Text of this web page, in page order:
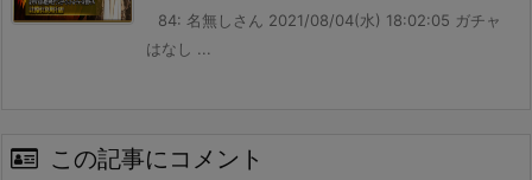
84: 名無しさん 2021/08/04(水) 18:02:05 ガチャ
はなし ...
この記事にコメント